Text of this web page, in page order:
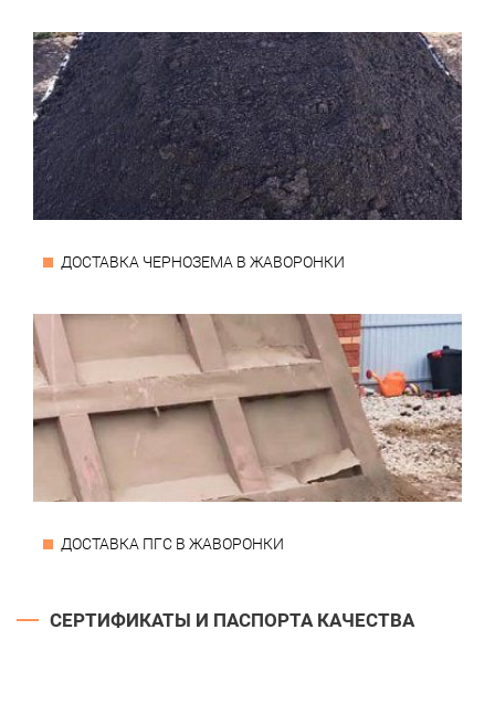
ДОСТАВКА ЧЕРНОЗЕМА В ЖАВОРОНКИ
ДОСТАВКА ПГС В ЖАВОРОНКИ
СЕРТИФИКАТЫ И ПАСПОРТА КАЧЕСТВА